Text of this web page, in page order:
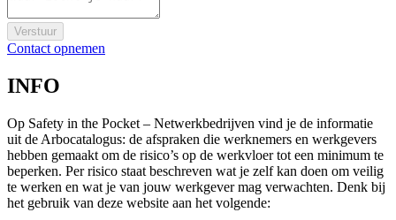
Verstuur
Contact opnemen
INFO
Op Safety in the Pocket – Netwerkbedrijven vind je de informatie
uit de Arbocatalogus: de afspraken die werknemers en werkgevers
hebben gemaakt om de risico’s op de werkvloer tot een minimum te
beperken. Per risico staat beschreven wat je zelf kan doen om veilig
te werken en wat je van jouw werkgever mag verwachten. Denk bij
het gebruik van deze website aan het volgende: